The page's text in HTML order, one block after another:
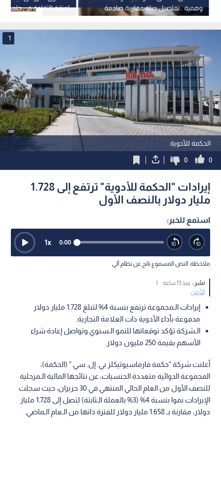
لوزارة الثقافة في جامعة
وهمية ..تفاصيل حيلة عقارية صادمة
في عمان
الحكمة للأدوية
1
0
0
إيرادات "الحكمة للأدوية" ترتفع إلى 1.728
مليار دولار بالنصف الأول
استمع للخبر:
0:00
1x
ملاحظة: النص المسموع ناتج عن نظام آلي
نشر : منذ 13 ساعة
|
الأردن
إيرادات الـمجموعة ترتفع بنسبة 4% لتبلغ 1.728 مليار دولار
مدفوعة بأداء الأدوية ذات العلامة التجارية.
الـشركة تؤكد توقعاتها للنمو الـسنوي وتواصل إعادة شراء
الأسهم بقيمة 250 مليون دولار.
أعلنت شركة "حكمة فارماسيوتيكلز بي. إل. سي." (الحكمة)،
المجموعة الدوائية متعددة الجنسيات، عن نتائجها المالية الـمرحلية
للنصف الأول من العام الحالي المنتهي في 30 حزيران، حيث سجلت
الإيرادات نموا بنسبة 4% (3% بالعملة الـثابتة) لتصل إلى 1.728 مليار
دولار، مقارنة بـ 1.658 مليار دولار للفترة ذاتها من الـعام الـماضي.